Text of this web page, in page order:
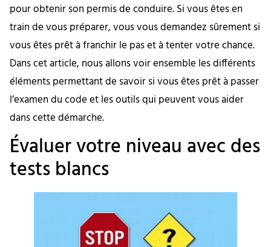
pour obtenir son permis de conduire. Si vous êtes en
train de vous préparer, vous vous demandez sûrement si
vous êtes prêt à franchir le pas et à tenter votre chance.
Dans cet article, nous allons voir ensemble les différents
éléments permettant de savoir si vous êtes prêt à passer
l’examen du code et les outils qui peuvent vous aider
dans cette démarche.
Évaluer votre niveau avec des
tests blancs